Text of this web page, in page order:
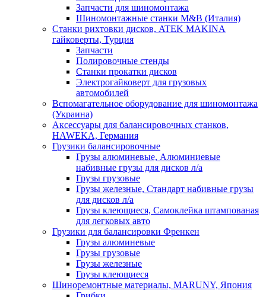
Запчасти для шиномонтажа
Шиномонтажные станки M&B (Италия)
Станки рихтовки дисков, ATEK MAKINA
гайковерты, Турция
Запчасти
Полировочные стенды
Станки прокатки дисков
Электрогайковерт для грузовых
автомобилей
Вспомагательное оборудование для шиномонтажа
(Украина)
Аксессуары для балансировочных станков,
HAWEKA, Германия
Грузики балансировочные
Грузы алюминевые, Алюминиевые
набивные грузы для дисков л/а
Грузы грузовые
Грузы железные, Cтандарт набивные грузы
для дисков л/а
Грузы клеющиеся, Самоклейка штампованая
для легковых авто
Грузики для балансировки Френкен
Грузы алюминевые
Грузы грузовые
Грузы железные
Грузы клеющиеся
Шиноремонтные материалы, MARUNY, Япония